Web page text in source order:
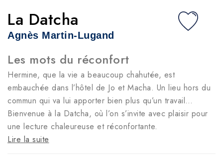
La Datcha
Agnès Martin-Lugand
Les mots du réconfort
Hermine, que la vie a beaucoup chahutée, est
embauchée dans l’hôtel de Jo et Macha. Un lieu hors du
commun qui va lui apporter bien plus qu’un travail…
Bienvenue à la Datcha, où l’on s’invite avec plaisir pour
une lecture chaleureuse et réconfortante.
Lire la suite